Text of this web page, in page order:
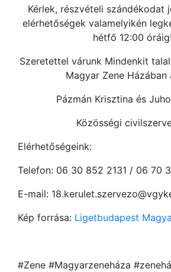
Kérlek, részvételi szándékodat
elérhetőségek valamelyikén
hétfő 12:00 óráig!
Szeretettel várunk Mindenkit
Magyar Zene Házában
Pázmán Krisztina és
Közösségi
Elérhetőségeink:
Telefon: 06 30 852 2131 / 06 70
E-mail:
Kép forrása: Ligetbudapest
#Zene #Magyarzeneháza